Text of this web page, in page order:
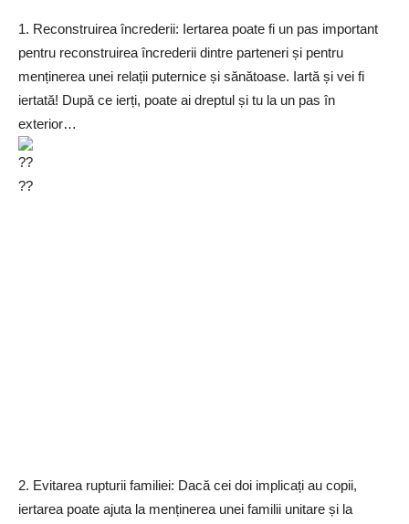
1. Reconstruirea încrederii: Iertarea poate fi un pas important
pentru reconstruirea încrederii dintre parteneri și pentru
menținerea unei relații puternice și sănătoase. Iartă și vei fi
iertată! După ce ierți, poate ai dreptul și tu la un pas în
exterior…
2. Evitarea rupturii familiei: Dacă cei doi implicați au copii,
iertarea poate ajuta la menținerea unei familii unitare și la